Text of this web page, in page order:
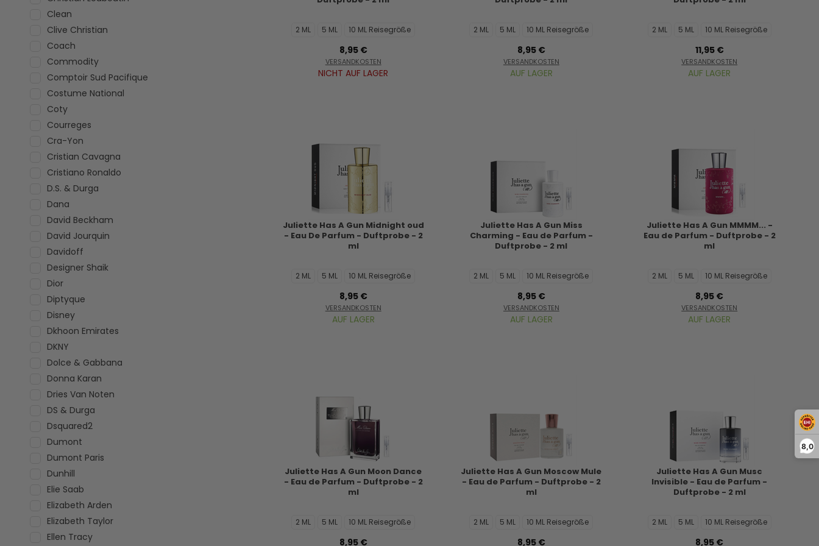
8,0
Clean
Clive Christian
Coach
Commodity
Comptoir Sud Pacifique
Costume National
Coty
Courreges
Cra-Yon
Cristian Cavagna
Cristiano Ronaldo
D.S. & Durga
Dana
David Beckham
David Jourquin
Davidoff
Designer Shaik
Dior
Diptyque
Disney
Dkhoon Emirates
DKNY
Dolce & Gabbana
Donna Karan
Dries Van Noten
DS & Durga
Dsquared2
Dumont
Dumont Paris
Dunhill
Elie Saab
Elizabeth Arden
Elizabeth Taylor
Ellen Tracy
2 ML 5 ML 10 ML Reisegröße
8,95 €
VERSANDKOSTEN
NICHT AUF LAGER
2 ML 5 ML 10 ML Reisegröße
8,95 €
VERSANDKOSTEN
AUF LAGER
2 ML 5 ML 10 ML Reisegröße
11,95 €
VERSANDKOSTEN
AUF LAGER
Juliette Has A Gun Midnight oud
- Eau De Parfum - Duftprobe - 2
ml
2 ML 5 ML 10 ML Reisegröße
8,95 €
VERSANDKOSTEN
AUF LAGER
Juliette Has A Gun Miss
Charming - Eau de Parfum -
Duftprobe - 2 ml
2 ML 5 ML 10 ML Reisegröße
8,95 €
VERSANDKOSTEN
AUF LAGER
Juliette Has A Gun MMMM... -
Eau de Parfum - Duftprobe - 2
ml
2 ML 5 ML 10 ML Reisegröße
8,95 €
VERSANDKOSTEN
AUF LAGER
Juliette Has A Gun Moon Dance
- Eau de Parfum - Duftprobe - 2
ml
2 ML 5 ML 10 ML Reisegröße
8,95 €
Juliette Has A Gun Moscow Mule
- Eau de Parfum - Duftprobe - 2
ml
2 ML 5 ML 10 ML Reisegröße
8,95 €
Juliette Has A Gun Musc
Invisible - Eau de Parfum -
Duftprobe - 2 ml
2 ML 5 ML 10 ML Reisegröße
8,95 €